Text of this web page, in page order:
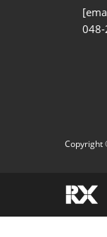
Copyright